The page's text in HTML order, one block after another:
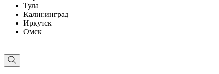
Тула
Калининград
Иркутск
Омск